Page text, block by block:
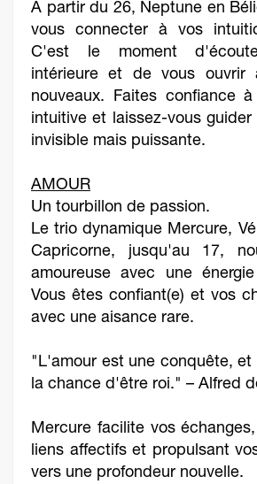
À partir du 26, Neptune en
vous connecter à vos
C'est le moment
intérieure et de vous ouvrir
nouveaux. Faites confiance
intuitive et laissez-vous
invisible mais puissante.
AMOUR
Un tourbillon de passion.
Le trio dynamique Mercure,
Capricorne, jusqu'au 17,
amoureuse avec une
Vous êtes confiant(e) et vos
avec une aisance rare.
"L'amour est une conquête,
la chance d'être roi." – Alfred
Mercure facilite vos
liens affectifs et propulsant
vers une profondeur nouvelle.